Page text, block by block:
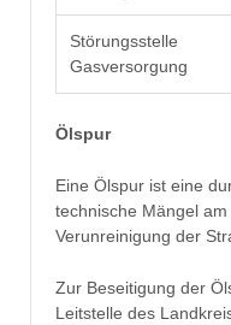
Störungsstelle
Gasversorgung
Ölspur
Eine Ölspur ist eine
technische Mängel
Verunreinigung der
Zur Beseitigung der
Leitstelle des